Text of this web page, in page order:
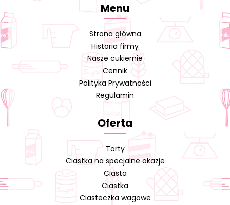
Menu
Strona główna
Historia firmy
Nasze cukiernie
Cennik
Polityka Prywatności
Regulamin
Oferta
Torty
Ciastka na specjalne okazje
Ciasta
Ciastka
Ciasteczka wagowe